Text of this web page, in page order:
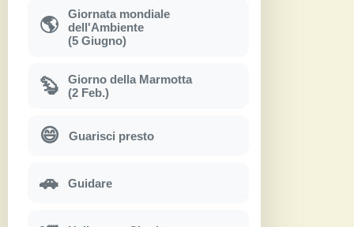
🌎
Giornata mondiale
dell'Ambiente
(5 Giugno)
🦫
Giorno della Marmotta
(2 Feb.)
😄 Guarisci presto
🚗 Guidare